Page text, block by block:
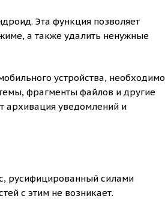
Эта функция позволяет
а также удалить ненужные
устройства, необходимо
фрагменты файлов и другие
архивация уведомлений и
русифицированный силами
с этим не возникает.